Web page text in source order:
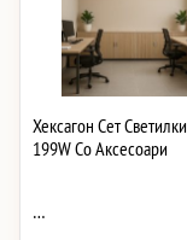
Хексагон Сет
199W Со Аксесоари
…